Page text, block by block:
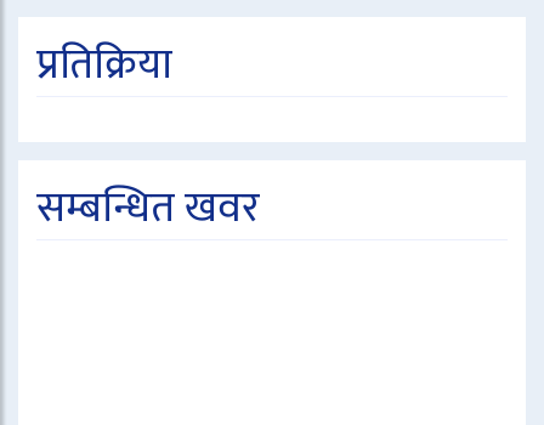
प्रतिक्रिया
सम्बन्धित खवर